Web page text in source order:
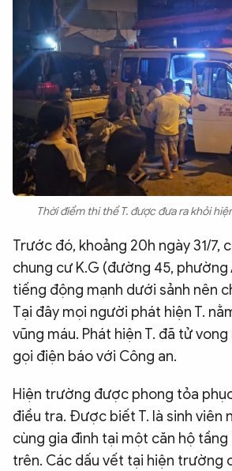
ĐA PHƯƠNG TIỆN
eMagazine
Video Ảnh
Infographic
Chuyên trangAn ninh thế giới Văn nghệ Công
Chuyên đề
Thời điểm thi thể T. được đưa ra khỏi
Trước đó, khoảng 20h ngày 31/7,
chung cư K.G (đường 45, phường
tiếng động mạnh dưới sảnh nên
Tại đây mọi người phát hiện T.
vũng máu. Phát hiện T. đã tử
gọi điện báo với Công an.
Hiện trường được phong tỏa
điều tra. Được biết T. là sinh viên
cùng gia đình tại một căn hộ tầng
trên. Các dấu vết tại hiện trường